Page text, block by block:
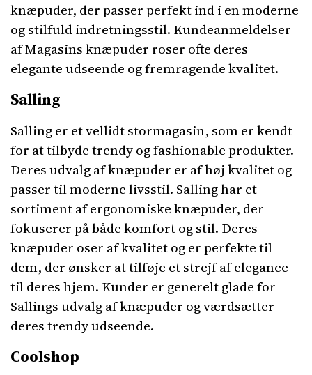
knæpuder, der passer perfekt ind i en moderne
og stilfuld indretningsstil. Kundeanmeldelser
af Magasins knæpuder roser ofte deres
elegante udseende og fremragende kvalitet.
Salling
Salling er et vellidt stormagasin, som er kendt
for at tilbyde trendy og fashionable produkter.
Deres udvalg af knæpuder er af høj kvalitet og
passer til moderne livsstil. Salling har et
sortiment af ergonomiske knæpuder, der
fokuserer på både komfort og stil. Deres
knæpuder oser af kvalitet og er perfekte til
dem, der ønsker at tilføje et strejf af elegance
til deres hjem. Kunder er generelt glade for
Sallings udvalg af knæpuder og værdsætter
deres trendy udseende.
Coolshop